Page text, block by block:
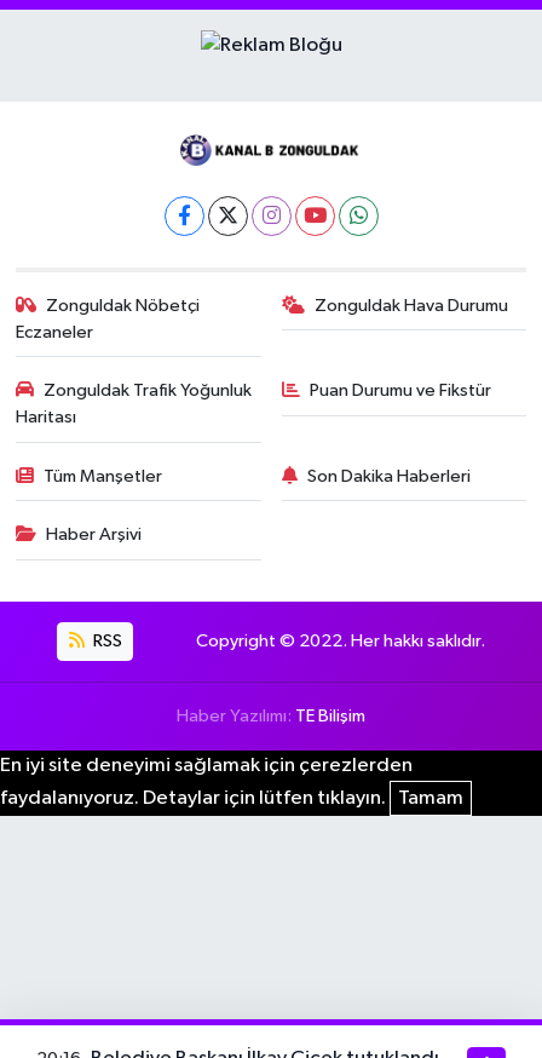
Zonguldak Nöbetçi
Eczaneler
Zonguldak Hava Durumu
Zonguldak Trafik Yoğunluk
Haritası
Puan Durumu ve Fikstür
Tüm Manşetler Son Dakika Haberleri
Haber Arşivi
RSS Copyright © 2022. Her hakkı saklıdır.
Haber Yazılımı: TE Bilişim
En iyi site deneyimi sağlamak için çerezlerden
faydalanıyoruz. Detaylar için lütfen tıklayın.
Tamam